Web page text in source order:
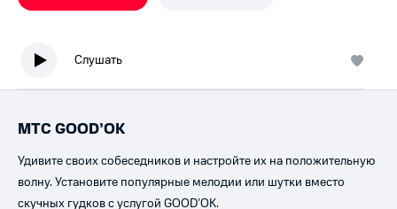
Слушать
МТС GOOD’OK
Удивите своих собеседников и настройте их на положительную
волну. Установите популярные мелодии или шутки вместо
скучных гудков с услугой GOOD’OK.